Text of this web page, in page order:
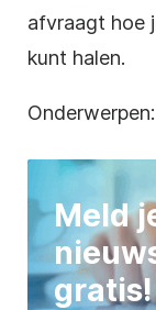
afvraagt hoe
kunt halen.
Onderwerpen:
Meld
gratis!